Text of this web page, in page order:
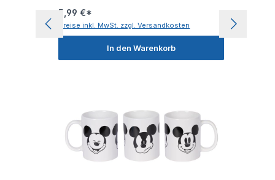
5,99 €*
Preise inkl. MwSt. zzgl. Versandkosten
In den Warenkorb